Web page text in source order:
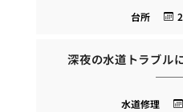
台所
深夜の水道トラブル
水道修理